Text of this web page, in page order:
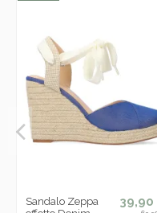
Sandalo Zeppa
39,90